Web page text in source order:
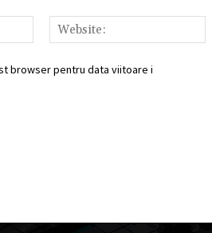
Email:*
browser pentru data viitoare i